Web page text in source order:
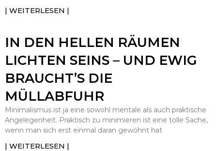
| WEITERLESEN |
IN DEN HELLEN RÄUMEN
LICHTEN SEINS – UND EWIG
BRAUCHT’S DIE
MÜLLABFUHR
Minimalismus ist ja eine sowohl mentale als auch praktische
Angelegenheit. Praktisch zu minimieren ist eine tolle Sache,
wenn man sich erst einmal daran gewöhnt hat
| WEITERLESEN |